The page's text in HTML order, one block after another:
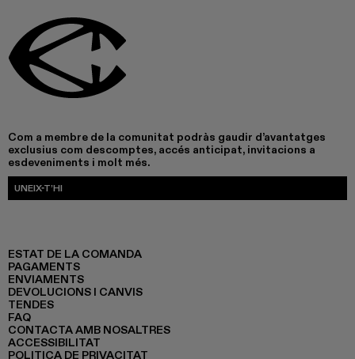
Com a membre de la comunitat podràs gaudir d’avantatges
exclusius com descomptes, accés anticipat, invitacions a
esdeveniments i molt més.
UNEIX-T’HI
ESTAT DE LA COMANDA
PAGAMENTS
ENVIAMENTS
DEVOLUCIONS I CANVIS
TENDES
FAQ
CONTACTA AMB NOSALTRES
ACCESSIBILITAT
POLITICA DE PRIVACITAT